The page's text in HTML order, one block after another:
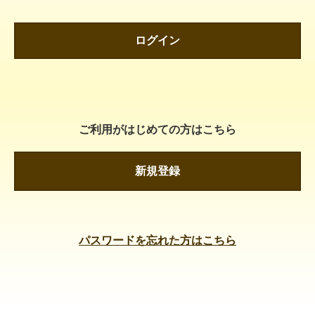
ログイン
ご利用がはじめての方はこちら
新規登録
パスワードを忘れた方はこちら